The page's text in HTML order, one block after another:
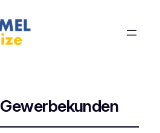
Gewerbekunden